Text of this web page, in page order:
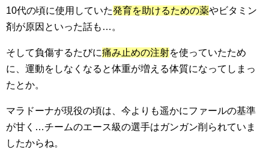
10代の頃に使用していた発育を助けるための薬やビタミン
剤が原因といった話も…。
そして負傷するたびに痛み止めの注射を使っていたため
に、運動をしなくなると体重が増える体質になってしまっ
たとか。
マラドーナが現役の頃は、今よりも遥かにファールの基準
が甘く…チームのエース級の選手はガンガン削られていま
したからね。